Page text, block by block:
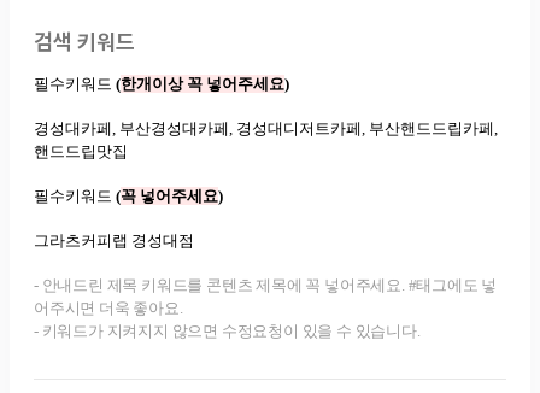
검색 키워드